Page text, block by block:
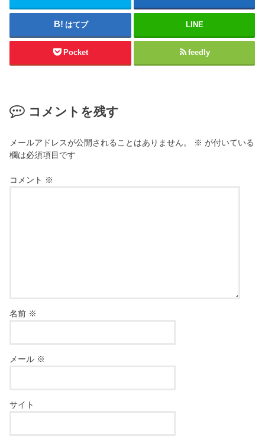
はてブ LINE
Pocket feedly
コメントを残す
メールアドレスが公開されることはありません。 ※ が付いている
欄は必須項目です
コメント ※
名前 ※
メール ※
サイト